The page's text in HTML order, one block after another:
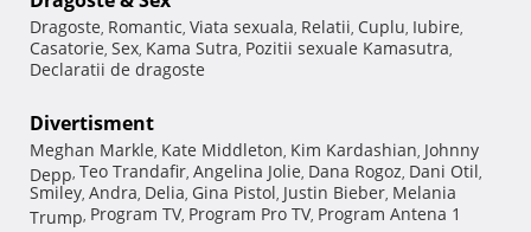
Dragoste, Romantic, Viata sexuala, Relatii, Cuplu, Iubire,
Casatorie, Sex, Kama Sutra, Pozitii sexuale Kamasutra,
Declaratii de dragoste
Divertisment
Meghan Markle, Kate Middleton, Kim Kardashian, Johnny
Depp, Teo Trandafir, Angelina Jolie, Dana Rogoz, Dani Otil,
Smiley, Andra, Delia, Gina Pistol, Justin Bieber, Melania
Trump, Program TV, Program Pro TV, Program Antena 1